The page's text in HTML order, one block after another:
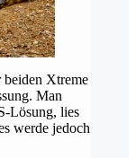
beiden Xtreme
Man
Lösung, lies
werde jedoch